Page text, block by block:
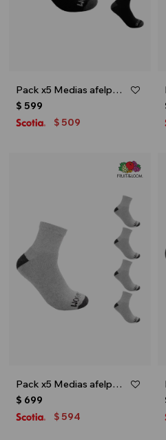
Pack x5 Medias afelpadas sin caña para caballero - Negro
$ 599
$ 509
Pack x5 Medias afelpadas caña corta para caballero - Gris melange
$ 699
$ 594